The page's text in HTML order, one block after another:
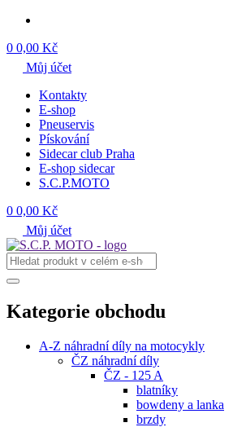
0 0,00 Kč
Můj účet
Kontakty
E-shop
Pneuservis
Pískování
Sidecar club Praha
E-shop sidecar
S.C.P.MOTO
0 0,00 Kč
Můj účet
Kategorie obchodu
A-Z náhradní díly na motocykly
ČZ náhradní díly
ČZ - 125 A
blatníky
bowdeny a lanka
brzdy